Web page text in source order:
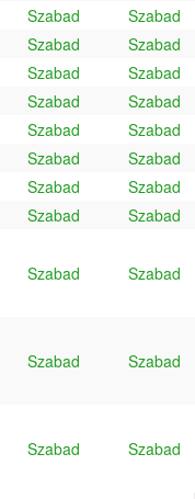
Szabad
Szabad
Szabad
Szabad
Szabad
Szabad
Szabad
Szabad
Szabad
Szabad
Szabad
Szabad
Szabad
Szabad
Szabad
Szabad
Szabad Szabad
Szabad Szabad
Szabad Szabad